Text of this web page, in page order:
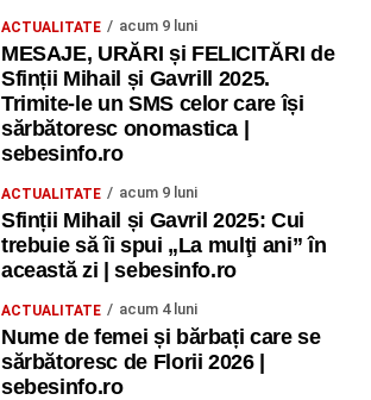
ACTUALITATE acum 9 luni
MESAJE, URĂRI și FELICITĂRI de
Sfinții Mihail și Gavrill 2025.
Trimite-le un SMS celor care își
sărbătoresc onomastica |
sebesinfo.ro
ACTUALITATE acum 9 luni
Sfinții Mihail și Gavril 2025: Cui
trebuie să îi spui „La mulţi ani” în
această zi | sebesinfo.ro
ACTUALITATE acum 4 luni
Nume de femei și bărbați care se
sărbătoresc de Florii 2026 |
sebesinfo.ro